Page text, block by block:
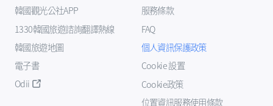
韓國觀光公社APP
1330韓國旅遊諮詢翻譯熱線
韓國旅遊地圖
電子書
Odii
服務條款
FAQ
個人資訊保護政策
Cookie 設置
Cookie政策
位置資訊服務使用條款